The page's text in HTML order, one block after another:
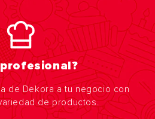
profesional?
de Dekora a tu negocio con
de productos.